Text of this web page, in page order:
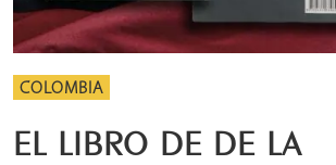
COLOMBIA
EL LIBRO DE DE LA